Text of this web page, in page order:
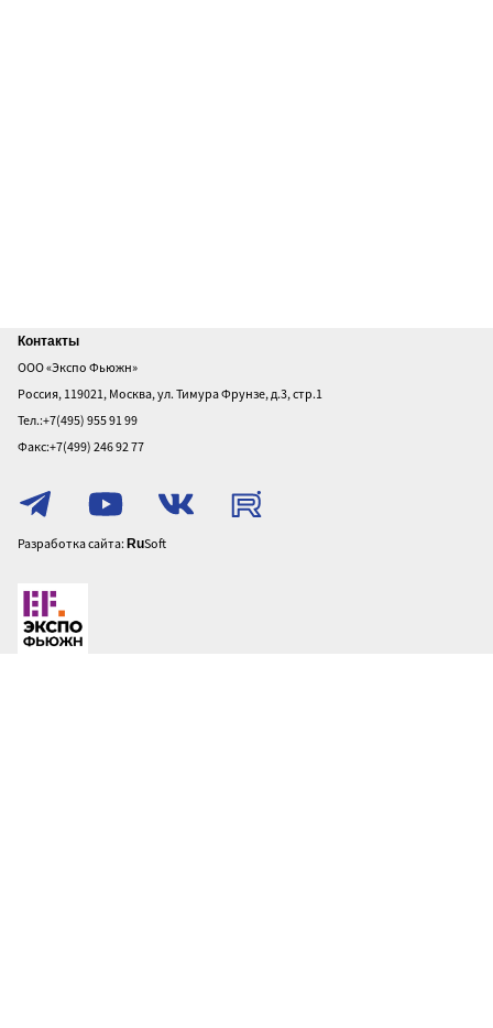
Опубликовано
Главная
О
выставке
Посетителям
Участникам
конфиденциальности
Контакты
ООО «Экспо Фьюжн»
Россия, 119021, Москва, ул. Тимура Фрунзе, д.3, стр.1
Тел.:+7(495) 955 91 99
Факс:+7(499) 246 92 77
Разработка сайта: RuSoft